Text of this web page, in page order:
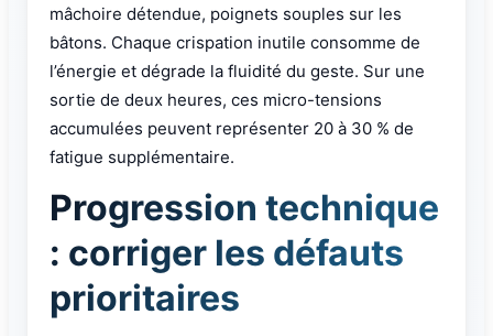
mâchoire détendue, poignets souples sur les
bâtons. Chaque crispation inutile consomme de
l’énergie et dégrade la fluidité du geste. Sur une
sortie de deux heures, ces micro-tensions
accumulées peuvent représenter 20 à 30 % de
fatigue supplémentaire.
Progression technique
: corriger les défauts
prioritaires